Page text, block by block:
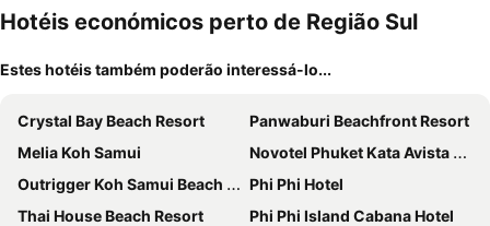
Hotéis económicos perto de Região Sul
Estes hotéis também poderão interessá-lo...
Crystal Bay Beach Resort
Panwaburi Beachfront Resort
Melia Koh Samui
Novotel Phuket Kata Avista Resort & Spa
Outrigger Koh Samui Beach Resort
Phi Phi Hotel
Thai House Beach Resort
Phi Phi Island Cabana Hotel